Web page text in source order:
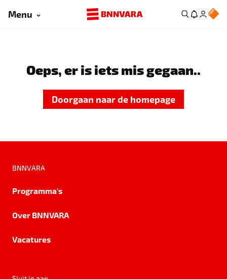
Menu
Oeps, er is iets mis gegaan..
Doorgaan naar de homepage
BNNVARA
Programma's
Over BNNVARA
Vacatures